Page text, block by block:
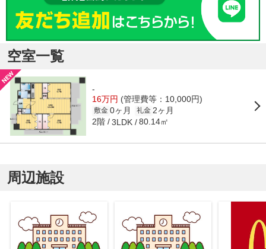
空室一覧
-
16万円 (管理費等：10,000円)
敷金 0ヶ月 礼金 2ヶ月
2階 3LDK 80.14㎡
周辺施設